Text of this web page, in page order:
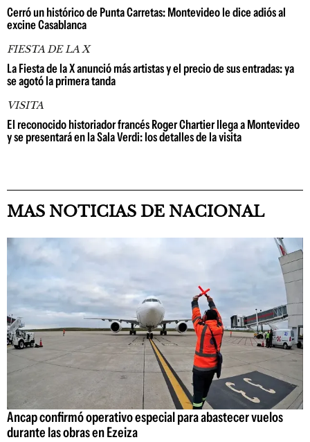
Cerró un histórico de Punta Carretas: Montevideo le dice adiós al
excine Casablanca
FIESTA DE LA X
La Fiesta de la X anunció más artistas y el precio de sus entradas: ya
se agotó la primera tanda
VISITA
El reconocido historiador francés Roger Chartier llega a Montevideo
y se presentará en la Sala Verdi: los detalles de la visita
MAS NOTICIAS DE NACIONAL
Ancap confirmó operativo especial para abastecer vuelos
durante las obras en Ezeiza